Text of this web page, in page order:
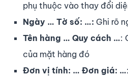
phụ thuộc vào thay đổi
Ngày … Tờ số: …: Ghi rõ
Tên hàng … Quy cách …:
của mặt hàng đó
Đơn vị tính: … Đơn giá: …